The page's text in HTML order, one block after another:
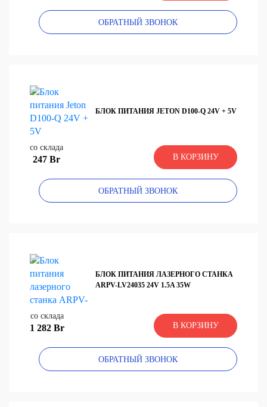
ОБРАТНЫЙ ЗВОНОК
БЛОК ПИТАНИЯ JETON D100-Q 24V + 5V
со склада
247 Br В КОРЗИНУ
ОБРАТНЫЙ ЗВОНОК
БЛОК ПИТАНИЯ ЛАЗЕРНОГО СТАНКА
ARPV-LV24035 24V 1.5A 35W
со склада
1 282 Br В КОРЗИНУ
ОБРАТНЫЙ ЗВОНОК